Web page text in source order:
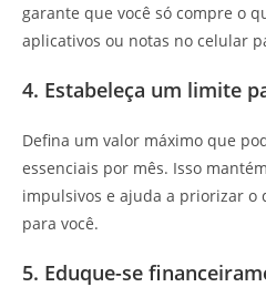
garante que você só compre o
aplicativos ou notas no celular
4. Estabeleça um limite
Defina um valor máximo que
essenciais por mês. Isso
impulsivos e ajuda a priorizar
para você.
5. Eduque-se